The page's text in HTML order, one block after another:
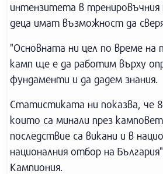
интензитета в тренировъчния
деца имат възможност да
"Основната ни цел по време
камп ще е да работим върху
фундаменти и да дадем знания.
Статистиката ни показва, че
които са минали през
последствие са викани и в
националния отбор на
Кампиония.